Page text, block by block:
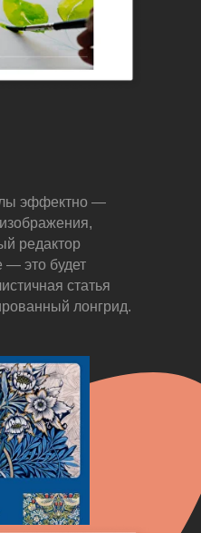
эффектно —
редактор
это будет
статья
лонгрид.